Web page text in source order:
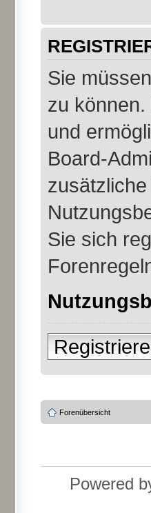
Sie
zu
und
Board-
Sie sich
Forenübersicht
Powered